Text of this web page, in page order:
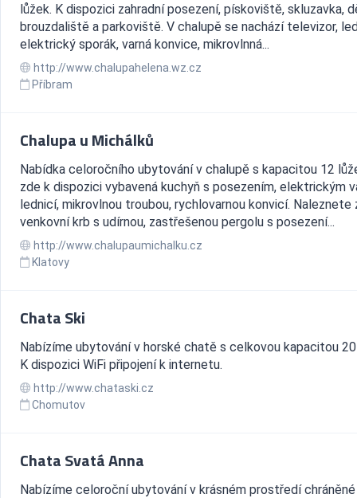
lůžek. K dispozici zahradní posezení, pískoviště, skluzavka,
brouzdaliště a parkoviště. V chalupě se nachází televizor,
elektrický sporák, varná konvice, mikrovlnná...
http://www.chalupahelena.wz.cz
Příbram
Chalupa u Michálků
Nabídka celoročního ubytování v chalupě s kapacitou 12
zde k dispozici vybavená kuchyň s posezením, elektrickým
lednicí, mikrovlnou troubou, rychlovarnou konvicí. Naleznete
venkovní krb s udírnou, zastřešenou pergolu s posezení...
http://www.chalupaumichalku.cz
Klatovy
Chata Ski
Nabízíme ubytování v horské chatě s celkovou kapacitou
K dispozici WiFi připojení k internetu.
http://www.chataski.cz
Chomutov
Chata Svatá Anna
Nabízíme celoroční ubytování v krásném prostředí chráněné